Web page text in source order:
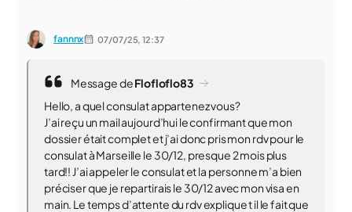
fannnx 07/07/25,12:37
Message deFlofloflo83
Hello, a quel consulat appartenez vous?
J’ai reçu un mail aujourd’hui le confirmant que mon
dossier était complet et j’ai donc pris mon rdv pour le
consulat à Marseille le 30/12, presque 2 mois plus
tard!! J’ai appeler le consulat et la personne m’a bien
préciser que je repartirais le 30/12 avec mon visa en
main. Le temps d’attente du rdv explique t il le fait que